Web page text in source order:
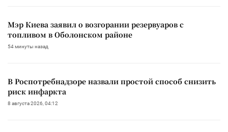
Мэр Киева заявил о возгорании резервуаров с
топливом в Оболонском районе
54 минуты назад
В Роспотребнадзоре назвали простой способ снизить
риск инфаркта
8 августа 2026, 04:12